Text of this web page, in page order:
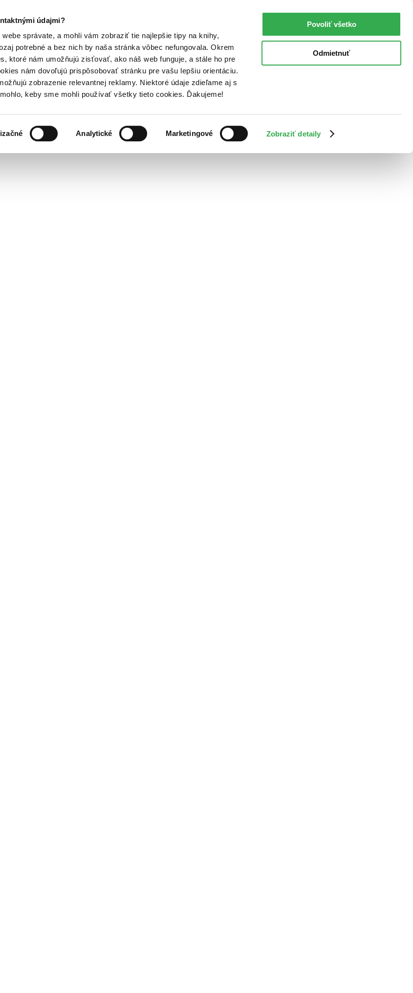
údajmi?
správate, a mohli vám zobraziť tie najlepšie tipy na knihy,
potrebné a bez nich by naša stránka vôbec nefungovala. Okrem
ktoré nám umožňujú zisťovať, ako náš web funguje, a stále ho pre
nám dovoľujú prispôsobovať stránku pre vašu lepšiu orientáciu.
zobrazenie relevantnej reklamy. Niektoré údaje zdieľame aj s
keby sme mohli používať všetky tieto cookies. Ďakujeme!
Analytické Marketingové Zobraziť detaily
Povoliť všetko
Odmietnuť